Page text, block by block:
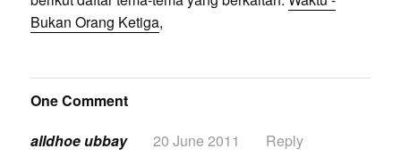
Bukan Orang Ketiga,
One Comment
alldhoe ubbay
20 June 2011 Reply